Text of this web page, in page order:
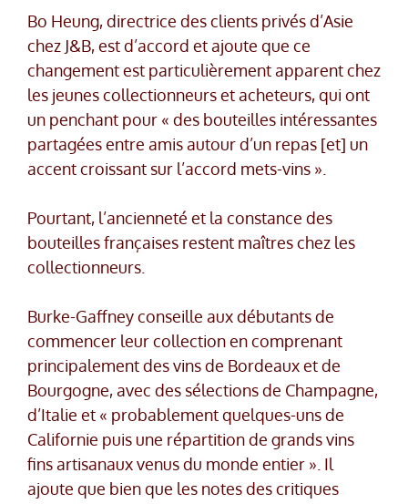
Bo Heung, directrice des clients privés d’Asie
chez J&B, est d’accord et ajoute que ce
changement est particulièrement apparent chez
les jeunes collectionneurs et acheteurs, qui ont
un penchant pour « des bouteilles intéressantes
partagées entre amis autour d’un repas [et] un
accent croissant sur l’accord mets-vins ».
Pourtant, l’ancienneté et la constance des
bouteilles françaises restent maîtres chez les
collectionneurs.
Burke-Gaffney conseille aux débutants de
commencer leur collection en comprenant
principalement des vins de Bordeaux et de
Bourgogne, avec des sélections de Champagne,
d’Italie et « probablement quelques-uns de
Californie puis une répartition de grands vins
fins artisanaux venus du monde entier ». Il
ajoute que bien que les notes des critiques